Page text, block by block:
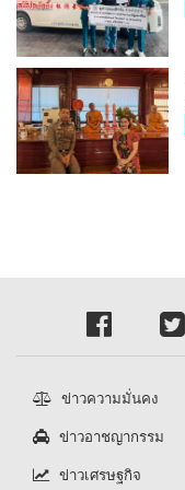
ข่าวความมั่นคง
ข่าวอาชญากรรม
ข่าวเศรษฐกิจ